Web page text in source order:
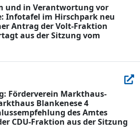
und in Verantwortung vor
Infotafel im Hirschpark neu
Antrag der Volt-Fraktion
aus der Sitzung vom
Förderverein Markthaus-
Blankenese 4
des Amtes
CDU-Fraktion aus der Sitzung